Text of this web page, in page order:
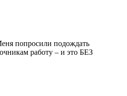
попросили подождать
работу – и это БЕЗ